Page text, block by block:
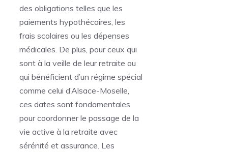
des obligations telles que les
paiements hypothécaires, les
frais scolaires ou les dépenses
médicales. De plus, pour ceux qui
sont à la veille de leur retraite ou
qui bénéficient d’un régime spécial
comme celui d’Alsace-Moselle,
ces dates sont fondamentales
pour coordonner le passage de la
vie active à la retraite avec
sérénité et assurance. Les